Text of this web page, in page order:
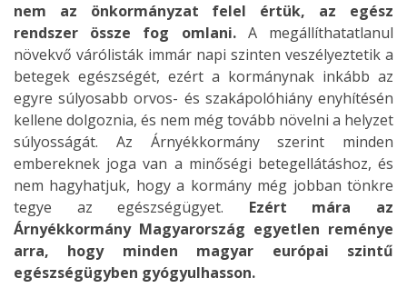
nem az önkormányzat felel értük, az egész
rendszer össze fog omlani.A megállíthatatlanul
növekvő várólisták immár napi szinten veszélyeztetik a
betegek egészségét, ezért a kormánynak inkább az
egyre súlyosabb orvos- és szakápolóhiány enyhítésén
kellene dolgoznia, és nem még tovább növelni a helyzet
súlyosságát. Az Árnyékkormány szerint minden
embereknek joga van a minőségi betegellátáshoz, és
nem hagyhatjuk, hogy a kormány még jobban tönkre
tegye az egészségügyet. Ezért mára az
Árnyékkormány Magyarország egyetlen reménye
arra, hogy minden magyar európai szintű
egészségügyben gyógyulhasson.